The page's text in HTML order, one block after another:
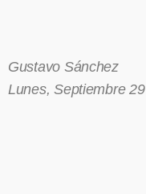
Gustavo Sánchez
Lunes, Septiembre